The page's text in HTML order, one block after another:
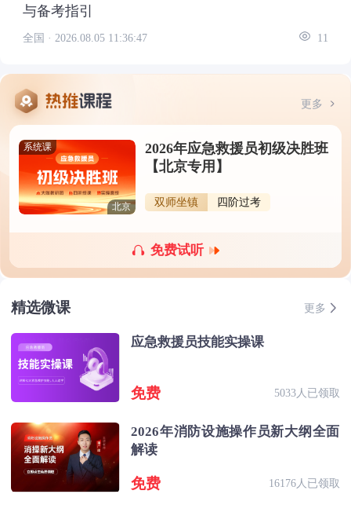
与备考指引
全国 · 2026.08.05 11:36:47 11
更多
系统课
北京
2026年应急救援员初级决胜班
【北京专用】
双师坐镇 四阶过考
免费试听
精选微课 更多
应急救援员技能实操课
免费 5033人已领取
2026年消防设施操作员新大纲全面
解读
免费 16176人已领取